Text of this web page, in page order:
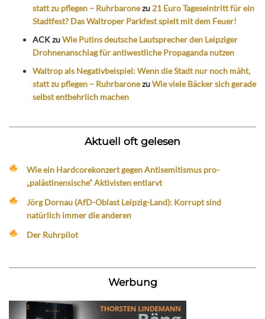
statt zu pflegen – Ruhrbaronezu21 Euro Tageseintritt für ein
Stadtfest? Das Waltroper Parkfest spielt mit dem Feuer!
ACKzuWie Putins deutsche Lautsprecher den Leipziger
Drohnenanschlag für antiwestliche Propaganda nutzen
Waltrop als Negativbeispiel: Wenn die Stadt nur noch mäht,
statt zu pflegen – RuhrbaronezuWie viele Bäcker sich gerade
selbst entbehrlich machen
Aktuell oft gelesen
Wie ein Hardcorekonzert gegen Antisemitismus pro-
„palästinensische“ Aktivisten entlarvt
Jörg Dornau (AfD-Oblast Leipzig-Land): Korrupt sind
natürlich immer die anderen
Der Ruhrpilot
Werbung